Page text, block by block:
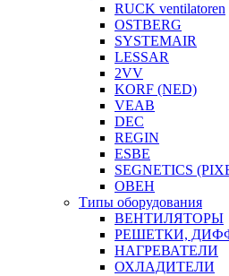
RUCK ventilatoren
OSTBERG
SYSTEMAIR
LESSAR
2VV
KORF (NED)
VEAB
DEC
REGIN
ESBE
SEGNETICS
ОВЕН
Типы оборудования
ВЕНТИЛЯТОРЫ
РЕШЕТКИ,
НАГРЕВАТЕЛИ
ОХЛАДИТЕЛИ